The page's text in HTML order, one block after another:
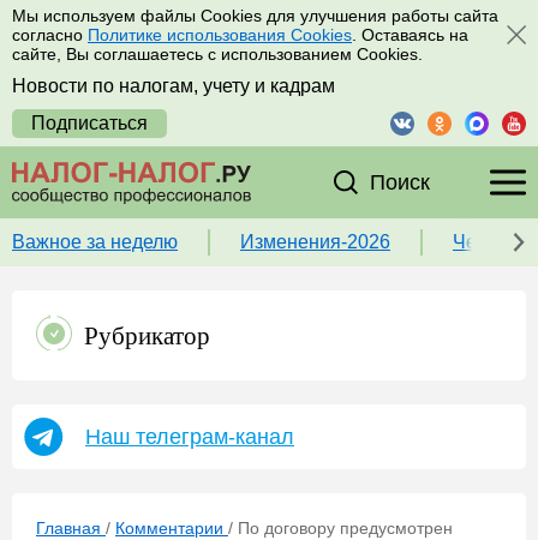
Мы используем файлы Cookies для улучшения работы сайта
согласно Политике использования Cookies . Оставаясь на
сайте, Вы соглашаетесь с использованием Cookies.
Новости по налогам, учету и кадрам
Подписаться
Поиск
Важное за неделю Изменения-2026 Чек-
Рубрикатор
Наш телеграм-канал
Главная / Комментарии / По договору предусмотрен